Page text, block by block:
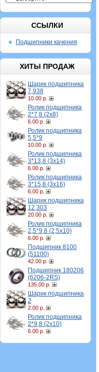
ССЫЛКИ
Подшипники качения
ХИТЫ ПРОДАЖ
Шарик подшипника
7,938
10.00 р.
Ролик подшипника
2*7,8 (2х8)
6.00 р.
Ролик подшипника
5,5*9
10.00 р.
Ролик подшипника
3*13,8 (3х14)
6.00 р.
Ролик подшипника
3*15,8 (3х16)
6.00 р.
Шарик подшипника
12,303
20.00 р.
Ролик подшипника
2,5*9,8 (2,5х10)
6.00 р.
Подшипник 8100
(51100)
42.00 р.
Подшипник 180206
(6206-2RS)
135.00 р.
Шарик подшипника
2
2.00 р.
Ролик подшипника
2*9,8 (2х10)
6.00 р.